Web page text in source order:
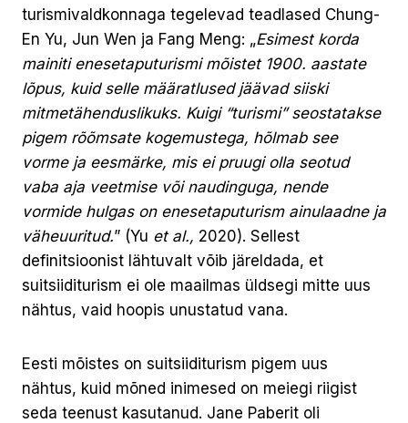
turismivaldkonnaga tegelevad teadlased Chung-
En Yu, Jun Wen ja Fang Meng: „Esimest korda
mainiti enesetaputurismi mõistet 1900. aastate
lõpus, kuid selle määratlused jäävad siiski
mitmetähenduslikuks. Kuigi “turismi” seostatakse
pigem rõõmsate kogemustega, hõlmab see
vorme ja eesmärke, mis ei pruugi olla seotud
vaba aja veetmise või naudinguga, nende
vormide hulgas on enesetaputurism ainulaadne ja
väheuuritud.” (Yu et al., 2020). Sellest
definitsioonist lähtuvalt võib järeldada, et
suitsiiditurism ei ole maailmas üldsegi mitte uus
nähtus, vaid hoopis unustatud vana.
Eesti mõistes on suitsiiditurism pigem uus
nähtus, kuid mõned inimesed on meiegi riigist
seda teenust kasutanud. Jane Paberit oli